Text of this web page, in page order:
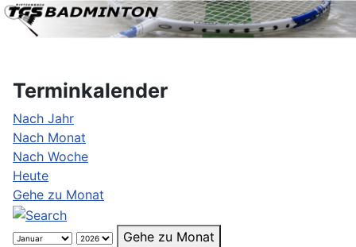
Terminkalender
Nach Jahr
Nach Monat
Nach Woche
Heute
Gehe zu Monat
Gehe zu Monat